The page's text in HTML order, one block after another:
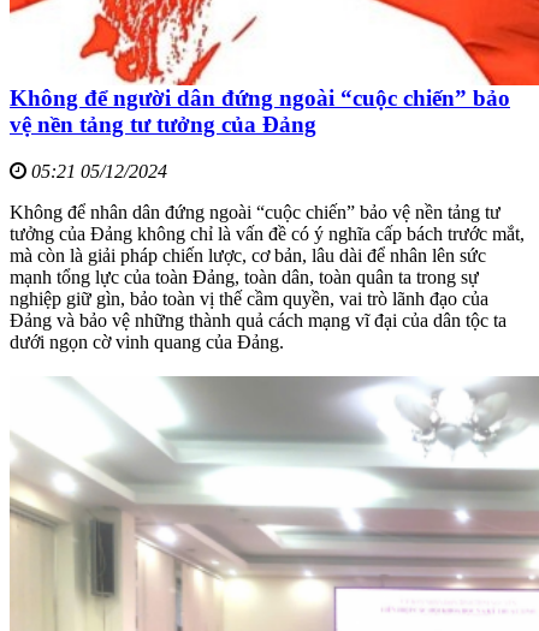
Không để người dân đứng ngoài “cuộc chiến” bảo
vệ nền tảng tư tưởng của Đảng
05:21 05/12/2024
Không để nhân dân đứng ngoài “cuộc chiến” bảo vệ nền tảng tư
tưởng của Đảng không chỉ là vấn đề có ý nghĩa cấp bách trước mắt,
mà còn là giải pháp chiến lược, cơ bản, lâu dài để nhân lên sức
mạnh tổng lực của toàn Đảng, toàn dân, toàn quân ta trong sự
nghiệp giữ gìn, bảo toàn vị thế cầm quyền, vai trò lãnh đạo của
Đảng và bảo vệ những thành quả cách mạng vĩ đại của dân tộc ta
dưới ngọn cờ vinh quang của Đảng.